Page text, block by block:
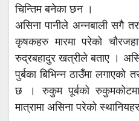
चिन्तिम बनेका छन ।
असिना पानीले अन्नबाली सगै
कृषकहरु मारमा परेको
रुद्रबहादुर खत्रीले बताए ।
पुर्बका बिभिन्न ठाउँमा लगाएको
छ । रुकुम पूर्बको
मात्रामा असिना परेको